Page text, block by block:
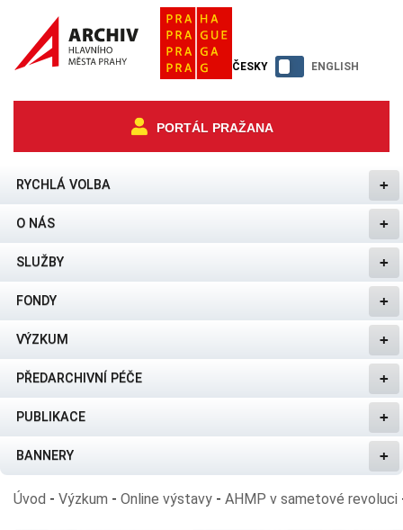
ČESKY ENGLISH
PORTÁL PRAŽANA
RYCHLÁ VOLBA
O NÁS
SLUŽBY
FONDY
VÝZKUM
PŘEDARCHIVNÍ PÉČE
PUBLIKACE
BANNERY
Úvod - Výzkum - Online výstavy - AHMP v sametové revoluci